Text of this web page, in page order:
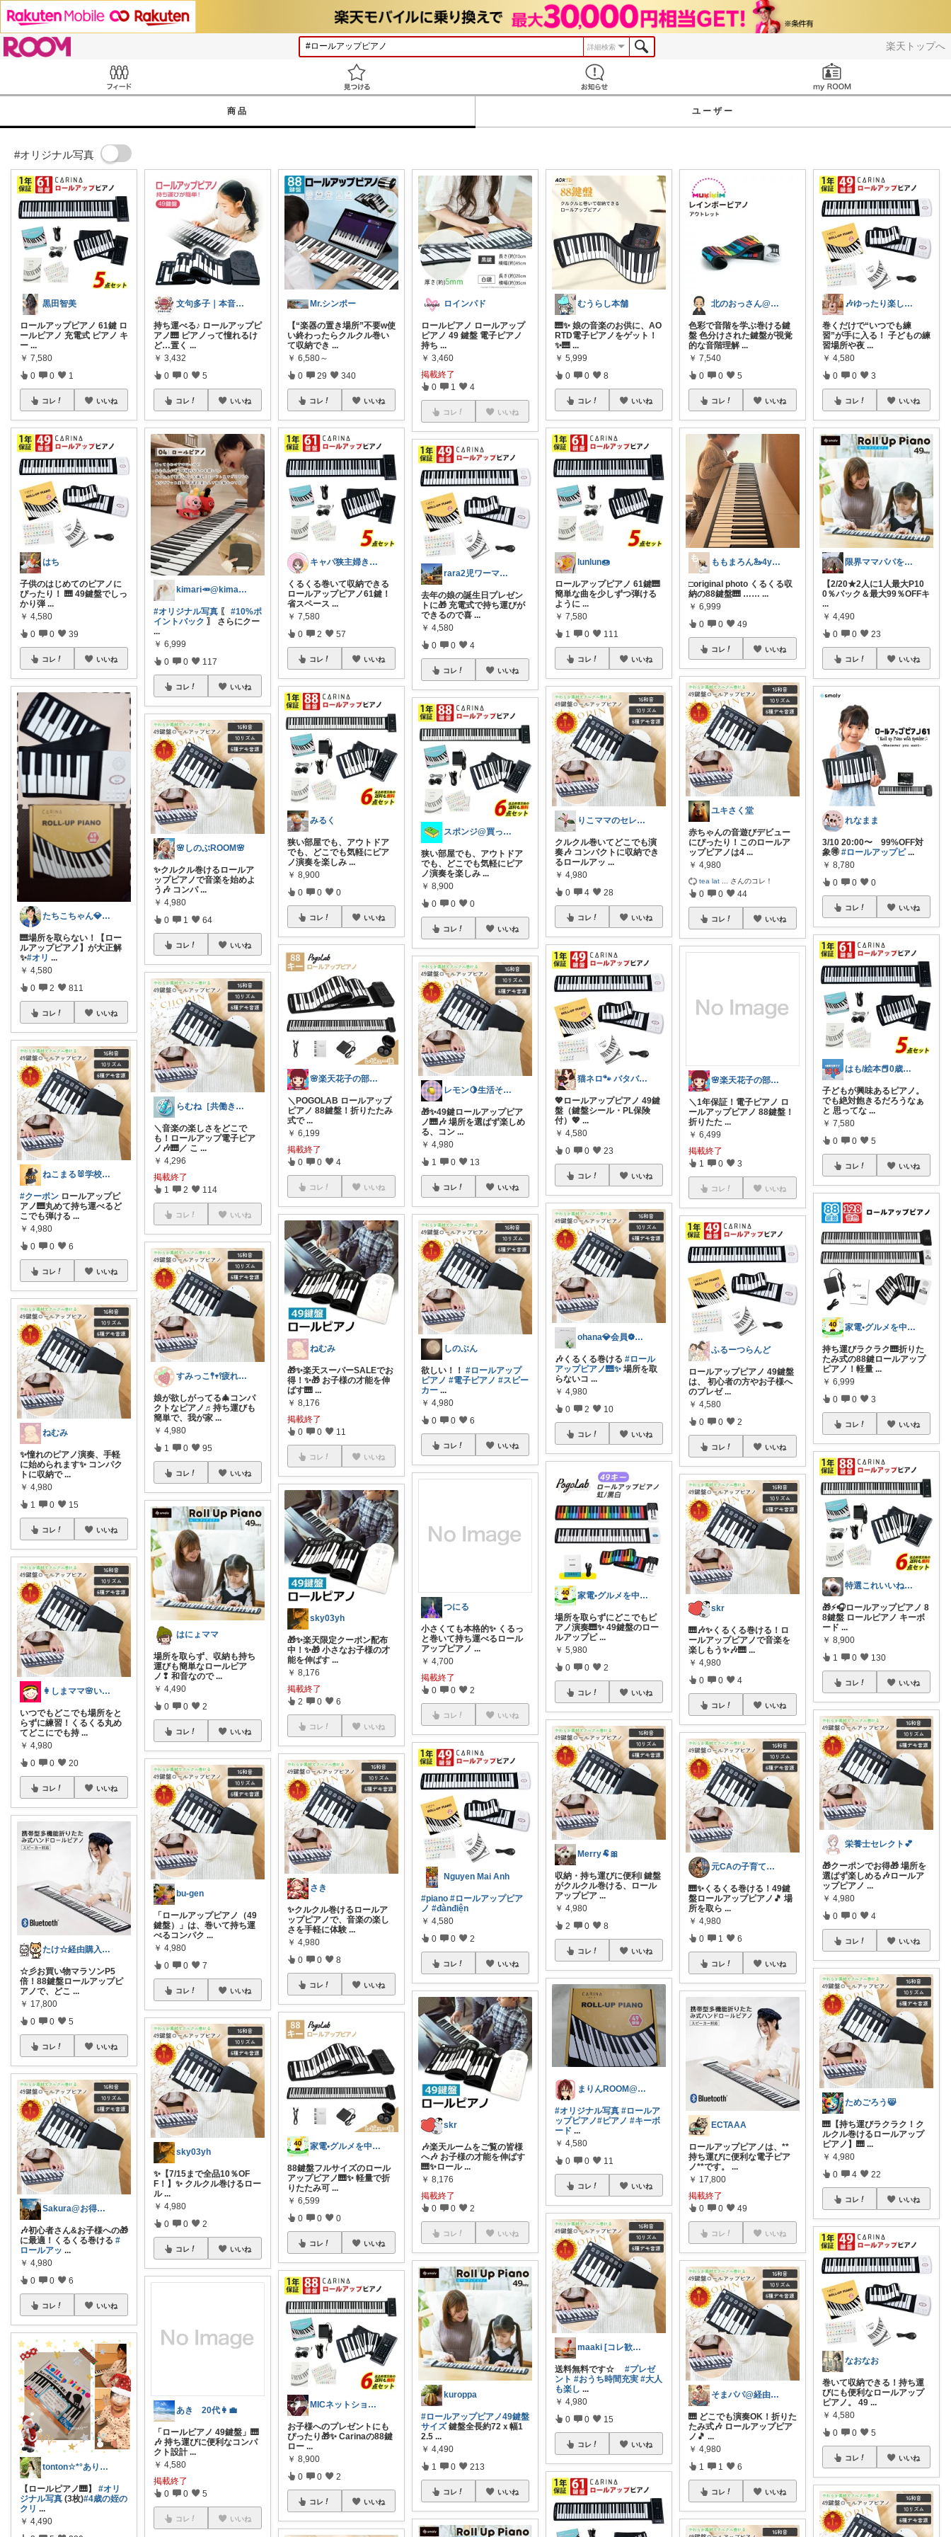
楽天トップへ
詳細検索
商品 ユーザー
#オリジナル写真
黒田智美
ロールアップピアノ 61鍵 ロ
ールピアノ 充電式 ピアノ キ
ー ...
￥ 7,580
0 0 1
コレ いいね
はち
子供のはじめてのピアノに
ぴったり！ 🎹 49鍵盤でしっ
かり弾 ...
￥ 4,580
0 0 39
コレ いいね
たちこちゃん💎🐢 月始めはオリ写中心
​🎹場所を取らない！【ロー
ルアップピアノ】が大正解
✨ ​#オリ ...
￥ 4,580
0 2 811
コレ いいね
ねこまる🐰学校🐰kids🐰キャンプ
#クーポン ロールアップピ
アノ🎹丸めて持ち運べるど
こでも弾ける ...
￥ 4,980
0 0 6
コレ いいね
ねむみ
✨憧れのピアノ演奏、手軽
に始められます✨ コンパク
トに収納で ...
￥ 4,980
1 0 15
コレ いいね
👩しまママ🌸いつも経由ありがとう♡
いつでもどこでも場所をと
らずに練習！くるくる丸め
てどこにでも持 ...
￥ 4,980
0 0 20
コレ いいね
たけ☆経由購入感謝します！ありがとう！☆
☆彡お買い物マラソンP5
倍！88鍵盤ロールアップピ
アノで、どこ ...
￥ 17,800
0 0 5
コレ いいね
Sakura@お得な買い物研究中🐾
🎶初心者さん&お子様への🎁
に最適！くるくる巻ける #
ロールアッ ...
￥ 4,980
0 0 6
コレ いいね
tonton☆*°ありがとうございます♡
【ロールピアノ🎹】 #オリ
ジナル写真 (3枚)#4歳の姪の
クリ ...
￥ 4,490
文句多子｜本音で選ぶ、お得好きママ
持ち運べる♪ ロールアップピ
アノ🎹 ピアノって憧れるけ
ど…置く ...
￥ 3,432
0 0 5
コレ いいね
kimari🥕@kimari___ia
#オリジナル写真 〖#10%ポ
イントバック 〗 さらにクー
...
￥ 6,999
0 0 117
コレ いいね
🌸しのぶROOM🌸
✨クルクル巻けるロールア
ップピアノで音楽を始めよ
う🎶 コンパ ...
￥ 4,980
0 1 64
コレ いいね
らむね［共働き時短家電ナビ］
＼音楽の楽しさをどこで
も！ロールアップ電子ピア
ノ🎶🎹／ こ ...
￥ 4,296
掲載終了
1 2 114
コレ いいね
すみっこ𖤣𖥧𖥣疲れた日を少しラクに
娘が欲しがってる🎄コンパ
クトなピアノ♬持ち運びも
簡単で、我が家 ...
￥ 4,980
1 0 95
コレ いいね
はにょママ
場所を取らず、収納も持ち
運びも簡単なロールピア
ノ❢ 和音なので ...
￥ 4,490
0 0 2
コレ いいね
bu-gen
「ロールアップピアノ（49
鍵盤）」は、巻いて持ち運
べるコンパク ...
￥ 4,980
0 0 7
コレ いいね
sky03yh
✨【7/15まで全品10％OF
F！】✨ クルクル巻けるロー
ル ...
￥ 4,980
0 0 2
コレ いいね
あき 20代👩‍💼
「ロールピアノ 49鍵盤」🎹
🎶 持ち運びに便利なコンパ
クト設計 ...
￥ 4,580
掲載終了
0 0 5
コレ いいね
Mr.シンポー
【“楽器の置き場所”不要w使
い終わったらクルクル巻い
て収納でき ...
￥ 6,580～
0 29 340
コレ いいね
キャパ狭主婦きぬこ｜チョコ大好き🍫😍
くるくる巻いて収納できる
ロールアップピアノ61鍵！
省スペース ...
￥ 7,580
0 2 57
コレ いいね
みるく
狭い部屋でも、アウトドア
でも、どこでも気軽にピア
ノ演奏を楽しみ ...
￥ 8,900
0 0 0
コレ いいね
🌸楽天花子の部屋🌸
＼POGOLAB ロールアップ
ピアノ 88鍵盤！折りたたみ
式で ...
￥ 6,199
掲載終了
0 0 4
コレ いいね
ねむみ
🎁✨楽天スーパーSALEでお
得！✨🎁 お子様の才能を伸
ばす🎹 ...
￥ 8,176
掲載終了
0 0 11
コレ いいね
sky03yh
🎁✨楽天限定クーポン配布
中！✨🎁 小さなお子様の才
能を伸ばす ...
￥ 8,176
掲載終了
2 0 6
コレ いいね
さき
✨クルクル巻けるロールア
ップピアノで、音楽の楽し
さを手軽に体験 ...
￥ 4,980
0 0 8
コレ いいね
家電•グルメを中心にレビューします
88鍵盤フルサイズのロール
アップピアノ🎹✨ 軽量で折
りたたみ可 ...
￥ 6,599
0 0 0
コレ いいね
MICネットショップ
お子様へのプレゼントにも
ぴったり🎁✨ Carinaの88鍵
ロー ...
￥ 8,900
0 0 2
コレ いいね
ロインパド
ロールピアノ ロールアップ
ピアノ 49 鍵盤 電子ピアノ
持ち ...
￥ 3,460
掲載終了
0 1 4
コレ いいね
rara2児ワーママ☁️
去年の娘の誕生日プレゼン
トに🎁 充電式で持ち運びが
できるので喜 ...
￥ 4,580
0 0 4
コレ いいね
スポンジ@買ってくれてありがとう！
狭い部屋でも、アウトドア
でも、どこでも気軽にピア
ノ演奏を楽しみ ...
￥ 8,900
0 0 0
コレ いいね
レモン🍋生活そのものが愛🤍
🎁✨49鍵ロールアップピア
ノ🎹🎶 場所を選ばず楽しめ
る、コン ...
￥ 4,980
1 0 13
コレ いいね
しのぶん
欲しい！！#ロールアップ
ピアノ #電子ピアノ #スピー
カー ...
￥ 4,980
0 0 6
コレ いいね
つにる
小さくても本格的✨ くるっ
と巻いて持ち運べるロール
アップピアノ ...
￥ 4,700
掲載終了
0 0 2
コレ いいね
Nguyen Mai Anh
#piano #ロールアップピア
ノ #đànđiện
￥ 4,580
0 0 2
コレ いいね
skr
🎶楽天ルームをご覧の皆様
へ🎶 お子様の才能を伸ばす
🎹✨ロール ...
￥ 8,176
掲載終了
0 0 2
コレ いいね
kuroppa
#ロールアップピアノ49鍵盤
サイズ鍵盤全長約72ｘ幅1
2.5 ...
￥ 4,490
1 0 213
コレ いいね
むうらし本舗
🎹✨ 娘の音楽のお供に、AO
RTD電子ピアノをゲット！
✨🎹...
￥ 5,999
0 0 8
コレ いいね
lunlun🍩
ロールアップピアノ 61鍵🎹
簡単な曲を少しずつ弾ける
ように ...
￥ 7,580
1 0 111
コレ いいね
りこママのセレクトROOM
クルクル巻いてどこでも演
奏🎶 コンパクトに収納でき
るロールアッ ...
￥ 4,980
0 4 28
コレ いいね
猫ネロ🐾 バタバタで🙏中々来れないの
💖ロールアップピアノ 49鍵
盤（鍵盤シール・PL保険
付）💖...
￥ 4,580
0 0 23
コレ いいね
ohana💎会員❁丁寧に暮らしたい🕊
🎶くるくる巻ける#ロール
アップピアノ🎹✨ 場所を取
らないコ ...
￥ 4,980
0 2 10
コレ いいね
家電•グルメを中心にレビューします
場所を取らずにどこでもピ
アノ演奏🎹✨ 49鍵盤のロー
ルアップピ ...
￥ 5,980
0 0 2
コレ いいね
Merry🐏🎀
収納・持ち運びに便利❕ 鍵盤
がクルクル巻ける、ロール
アップピア ...
￥ 4,980
2 0 8
コレ いいね
まりんROOM@コレNG
#オリジナル写真 #ロールア
ップピアノ#ピアノ #キーボ
ード ...
￥ 4,580
0 0 11
コレ いいね
maaki [コレ歓迎です♪]
送料無料です☆#プレゼ
ント #おうち時間充実 #大人
も楽し ...
￥ 4,980
0 0 15
コレ いいね
北のおっさん@ガジェット好き
色彩で音階を学ぶ巻ける鍵
盤 色分けされた鍵盤が視覚
的な音階理解 ...
￥ 7,540
0 0 5
コレ いいね
ももまろん🦢4y＆2y boys
□original photo くるくる収
納の88鍵盤🎹 …… ...
￥ 6,999
0 0 49
コレ いいね
ユキさく堂
赤ちゃんの音遊びデビュー
にぴったり！このロールア
ップピアノは4 ...
￥ 4,980
tea lat さんのコレ！
0 0 44
コレ いいね
🌸楽天花子の部屋🌸
＼1年保証！電子ピアノ ロ
ールアップピアノ 88鍵盤！
折りたた ...
￥ 6,499
掲載終了
1 0 3
コレ いいね
ふるーつらんど
ロールアップピアノ 49鍵盤
は、 初心者の方やお子様へ
のプレゼ ...
￥ 4,580
0 0 2
コレ いいね
skr
🎹🎶✨くるくる巻ける！ロ
ールアップピアノで音楽を
楽しもう✨🎶🎹 ...
￥ 4,980
0 0 4
コレ いいね
元CAの子育ておしゃれLife♡
🎹✨くるくる巻ける！49鍵
盤ロールアップピアノ🎵 場
所を取ら ...
￥ 4,980
0 1 6
コレ いいね
ECTAAA
ロールアップピアノは、**
持ち運びに便利な電子ピア
ノ**です。
...
￥ 17,800
掲載終了
0 0 49
コレ いいね
そまパパ@経由ありがとうございます🐶
🎹 どこでも演奏OK！折りた
たみ式🎶 ロールアップピア
ノ🎵...
￥ 4,980
1 1 6
コレ いいね
🎶ゆったり楽しむ人｜楽器
巻くだけで“いつでも練
習”が手に入る！ 子どもの練
習場所や夜 ...
￥ 4,580
0 0 3
コレ いいね
限界ママパパを救う時短・神アイテム|ふみ
【2/20★2人に1人最大P10
0％バック＆最大99％OFFキ
...
￥ 4,490
0 0 23
コレ いいね
れなまま
3/10 20:00〜 99%OFF対
象🉐#ロールアップピ ...
￥ 8,780
0 0 0
コレ いいね
はも/絵本📕0歳５歳🏠育児グッズ
子どもが興味あるピアノ。
でも絶対飽きるだろうなぁ
と 思ってな ...
￥ 7,580
0 0 5
コレ いいね
家電•グルメを中心にレビューします
持ち運びラクラク🎹折りた
たみ式の88鍵ロールアップ
ピアノ！軽量 ...
￥ 6,999
0 0 3
コレ いいね
特選これいいね！🅶🅰🆁🅰🅶🅴
🎁⚡🎧ロールアップピアノ 8
8鍵盤 ロールピアノ キーボ
ード...
￥ 8,900
1 0 130
コレ いいね
栄養士セレクト💕
🎁クーポンでお得🎁 場所を
選ばず楽しめる🎶ロールア
ップピアノ ...
￥ 4,980
0 0 4
コレ いいね
ためごろう😸
🎹【持ち運びラクラク！ク
ルクル巻けるロールアップ
ピアノ】🎹...
￥ 4,980
0 4 22
コレ いいね
なおなお
巻いて収納できる！持ち運
びにも便利なロールアップ
ピアノ。 49 ...
￥ 4,580
0 0 5
コレ いいね